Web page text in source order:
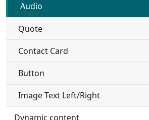
Audio
Quote
Contact Card
Button
Image Text Left/Right
Dynamic content